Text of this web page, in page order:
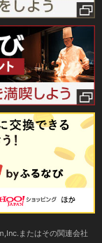
またはその関連会社